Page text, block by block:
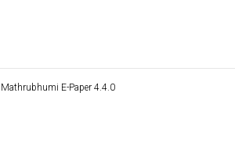
Mathrubhumi E-Paper 4.4.0